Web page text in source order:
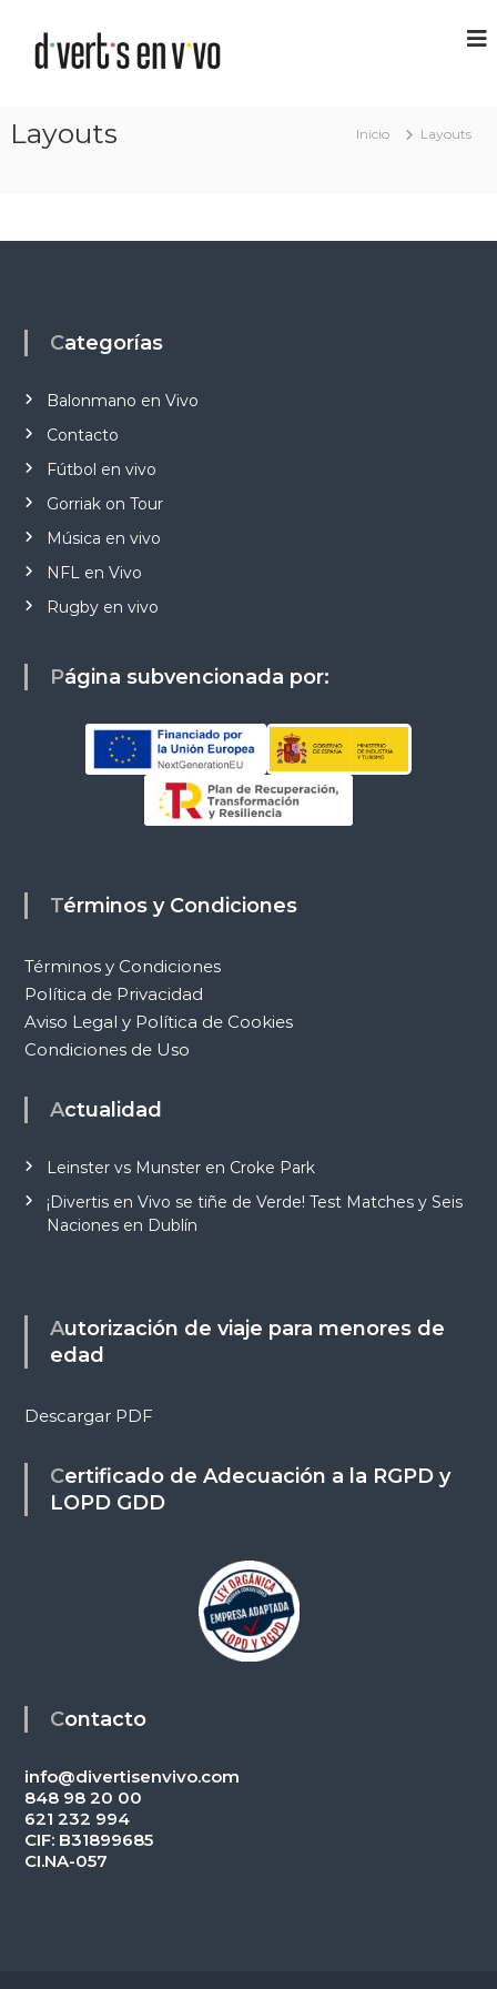
Layouts Inicio Layouts
Categorías
Balonmano en Vivo
Contacto
Fútbol en vivo
Gorriak on Tour
Música en vivo
NFL en Vivo
Rugby en vivo
Página subvencionada por:
Términos y Condiciones
Términos y Condiciones
Política de Privacidad
Aviso Legal y Política de Cookies
Condiciones de Uso
Actualidad
Leinster vs Munster en Croke Park
¡Divertis en Vivo se tiñe de Verde! Test Matches y Seis
Naciones en Dublín
Autorización de viaje para menores de
edad
Descargar PDF
Certificado de Adecuación a la RGPD y
LOPD GDD
Contacto
info@divertisenvivo.com
848 98 20 00
621 232 994
CIF: B31899685
CI.NA-057